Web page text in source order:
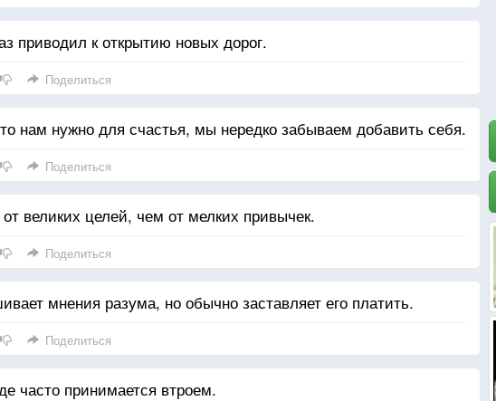
приводил к открытию новых дорог.
Поделиться
нам нужно для счастья, мы нередко забываем добавить себя.
Поделиться
от великих целей, чем от мелких привычек.
Поделиться
мнения разума, но обычно заставляет его платить.
Поделиться
часто принимается втроем.